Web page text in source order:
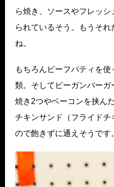
ら焼き、ソースやフレッ
られているそう。もうそ
ね。
もちろんビーフパティを
類。そしてビーガンバー
焼き2つやベーコンを挟ん
チキンサンド（フライド
ので飽きずに通えそうです